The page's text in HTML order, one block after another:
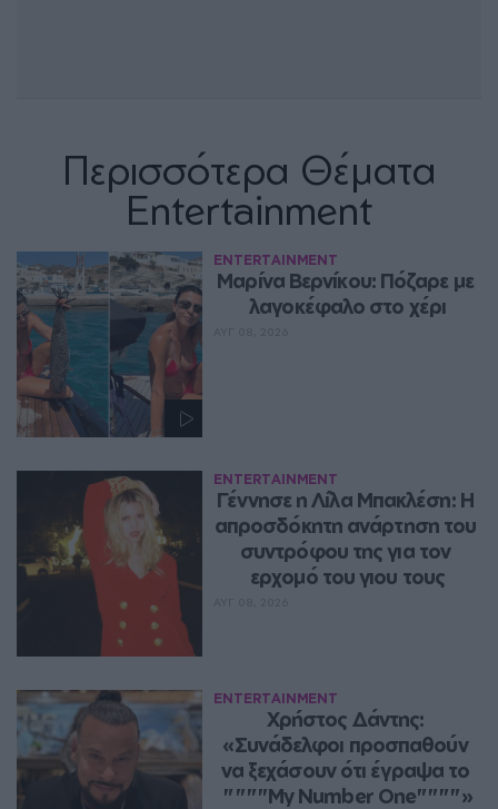
Περισσότερα Θέματα
Entertainment
ENTERTAINMENT
Μαρίνα Βερνίκου: Πόζαρε με
λαγοκέφαλο στο χέρι
ENTERTAINMENT
Γέννησε η Λίλα Μπακλέση: Η
απροσδόκητη ανάρτηση του
συντρόφου της για τον
ερχομό του γιου τους
ENTERTAINMENT
Χρήστος Δάντης:
«Συνάδελφοι προσπαθούν
να ξεχάσουν ότι έγραψα το
""""My Number One""""»